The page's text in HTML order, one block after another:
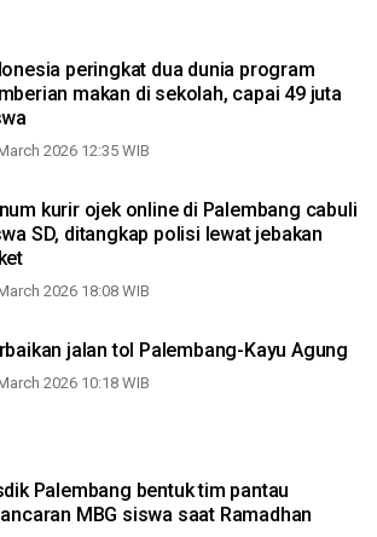
peringkat dua dunia program
makan di sekolah, capai 49 juta
2026 12:35 WIB
kurir ojek online di Palembang cabuli
SD, ditangkap polisi lewat jebakan
2026 18:08 WIB
jalan tol Palembang-Kayu Agung
2026 10:18 WIB
Palembang bentuk tim pantau
MBG siswa saat Ramadhan